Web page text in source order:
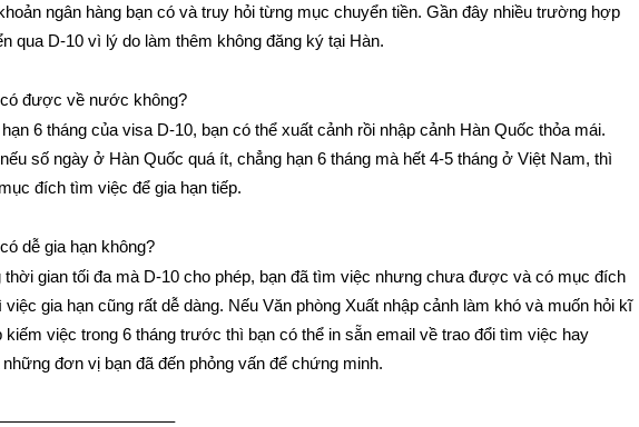
ngân hàng bạn có và truy hỏi từng mục chuyển tiền. Gần đây nhiều trường hợp
qua D-10 vì lý do làm thêm không đăng ký tại Hàn.
được về nước không?
6 tháng của visa D-10, bạn có thể xuất cảnh rồi nhập cảnh Hàn Quốc thỏa mái.
số ngày ở Hàn Quốc quá ít, chẳng hạn 6 tháng mà hết 4-5 tháng ở Việt Nam, thì
đích tìm việc để gia hạn tiếp.
dễ gia hạn không?
thời gian tối đa mà D-10 cho phép, bạn đã tìm việc nhưng chưa được và có mục đích
gia hạn cũng rất dễ dàng. Nếu Văn phòng Xuất nhập cảnh làm khó và muốn hỏi kĩ
việc trong 6 tháng trước thì bạn có thể in sẵn email về trao đổi tìm việc hay
đơn vị bạn đã đến phỏng vấn để chứng minh.